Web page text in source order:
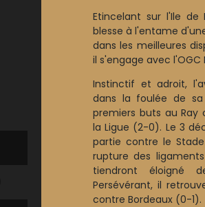
Etincelant sur l'Ile de
blesse à l'entame
dans les meilleures
il s'engage avec
Instinctif et adroit,
dans la foulée de
premiers buts au Ray
la Ligue (2-0). Le 3
partie contre le
rupture des
tiendront éloigné
Persévérant, il
contre Bordeaux (0-1).